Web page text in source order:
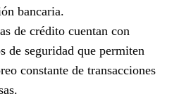
bancaria.
de crédito cuentan con
de seguridad que permiten
constante de transacciones